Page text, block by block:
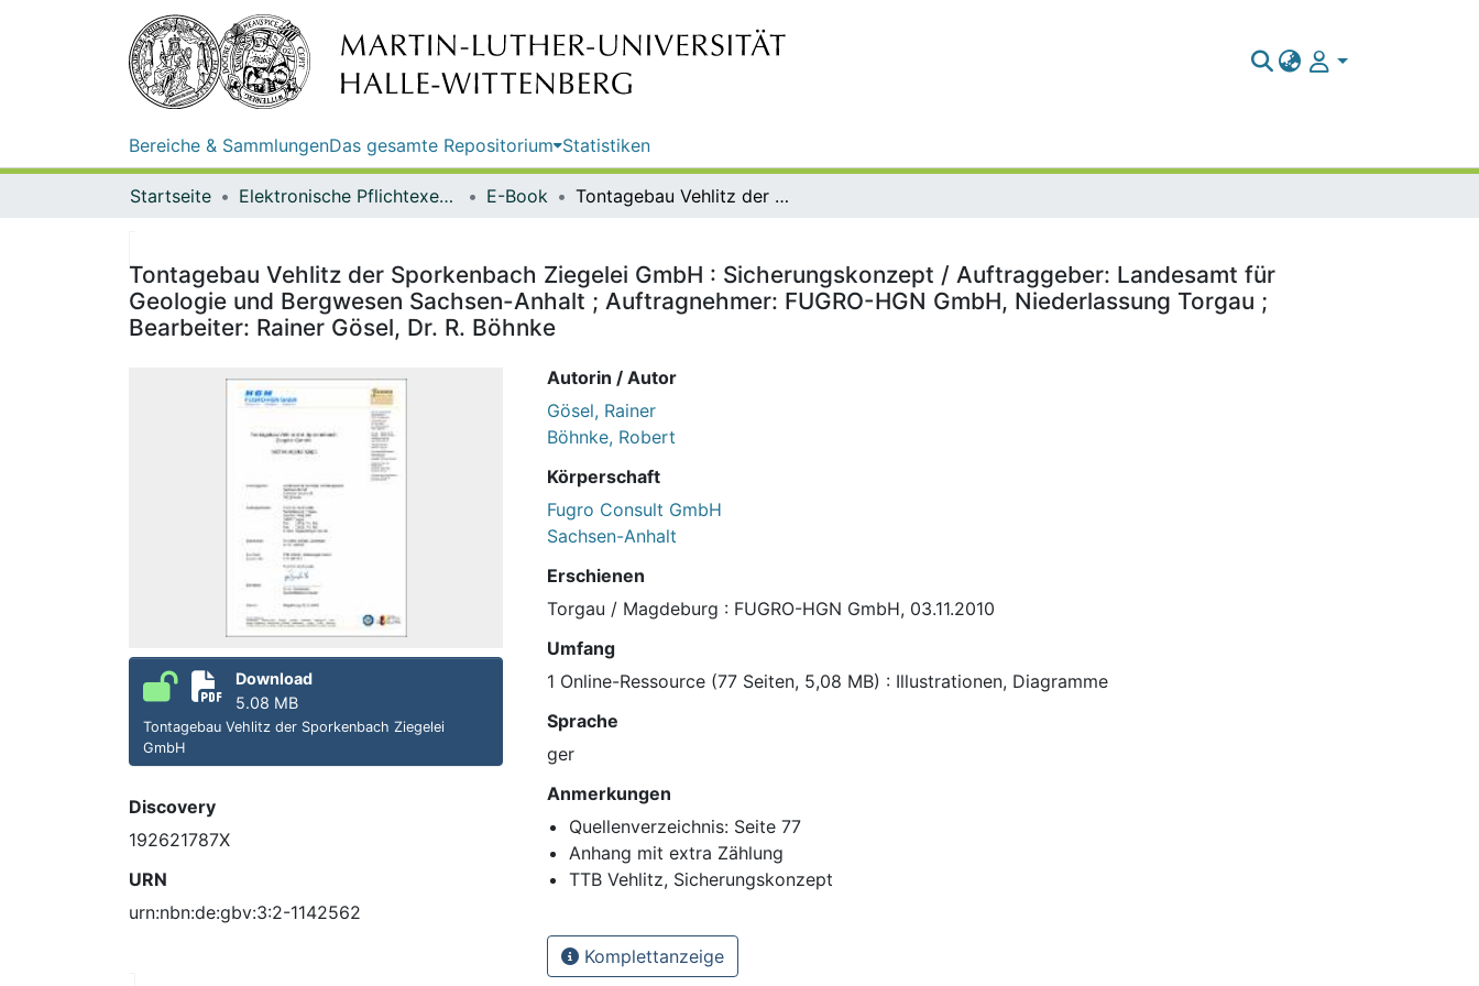
Bereiche & SammlungenDas gesamte Repositorium Statistiken
Startseite Elektronische Pflichtexemplare E-Book Tontagebau Vehlitz der Sporkenbach Ziegelei GmbH : Sicherungskonzept / Auftraggeber: Landesamt für Geologie und Bergwesen Sachsen-Anhalt ; Auftragnehmer: FUGRO-HGN GmbH, Niederlassung Torgau ; Bearbeiter: Rainer Gösel, Dr. R. Böhnke
Tontagebau Vehlitz der Sporkenbach Ziegelei GmbH : Sicherungskonzept / Auftraggeber: Landesamt für
Geologie und Bergwesen Sachsen-Anhalt ; Auftragnehmer: FUGRO-HGN GmbH, Niederlassung Torgau ;
Bearbeiter: Rainer Gösel, Dr. R. Böhnke
Download
5.08 MB
Tontagebau Vehlitz der Sporkenbach Ziegelei
GmbH
Discovery
192621787X
URN
urn:nbn:de:gbv:3:2-1142562
Autorin / Autor
Gösel, Rainer
Böhnke, Robert
Körperschaft
Fugro Consult GmbH
Sachsen-Anhalt
Erschienen
Torgau / Magdeburg : FUGRO-HGN GmbH, 03.11.2010
Umfang
1 Online-Ressource (77 Seiten, 5,08 MB) : Illustrationen, Diagramme
Sprache
ger
Anmerkungen
Quellenverzeichnis: Seite 77
Anhang mit extra Zählung
TTB Vehlitz, Sicherungskonzept
Komplettanzeige